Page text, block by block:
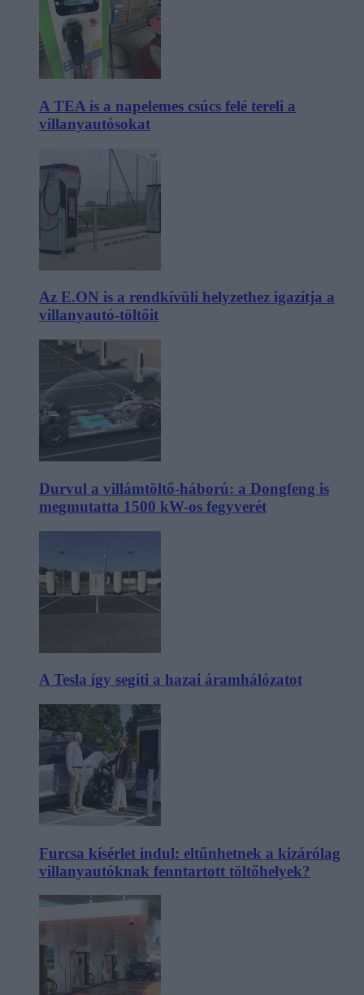
A TEA is a napelemes csúcs felé tereli a
villanyautósokat
Az E.ON is a rendkívüli helyzethez igazítja a
villanyautó-töltőit
Durvul a villámtöltő-háború: a Dongfeng is
megmutatta 1500 kW-os fegyverét
A Tesla így segíti a hazai áramhálózatot
Furcsa kísérlet indul: eltűnhetnek a kizárólag
villanyautóknak fenntartott töltőhelyek?